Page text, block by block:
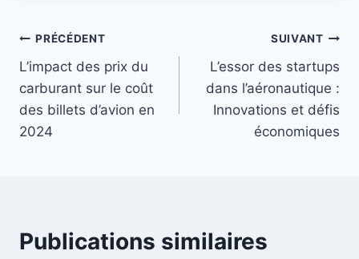
Navigation
de
l’article
PRÉCÉDENT
L’impact des prix du
carburant sur le coût
des billets d’avion en
2024
SUIVANT
L’essor des startups
dans l’aéronautique :
Innovations et défis
économiques
Publications similaires